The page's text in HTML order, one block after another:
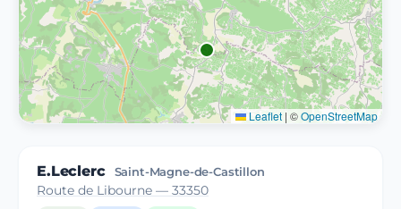
Leaflet | ©OpenStreetMap
E.Leclerc Saint-Magne-de-Castillon
Route de Libourne — 33350